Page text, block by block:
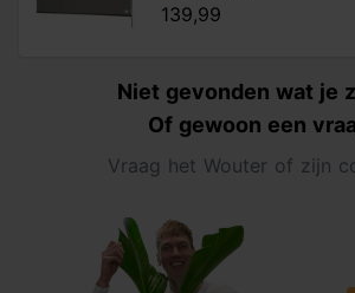
139,99
Niet gevonden wat je
Of gewoon een
Vraag het Wouter of zijn